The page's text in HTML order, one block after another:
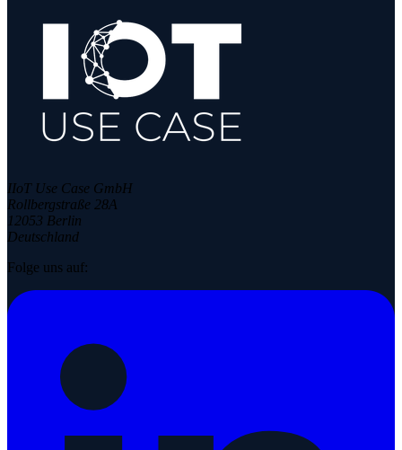
IIoT Use Case GmbH
Rollbergstraße 28A
12053 Berlin
Deutschland
Folge uns auf: